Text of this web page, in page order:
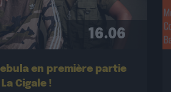
16.06
en première partie
Cigale !